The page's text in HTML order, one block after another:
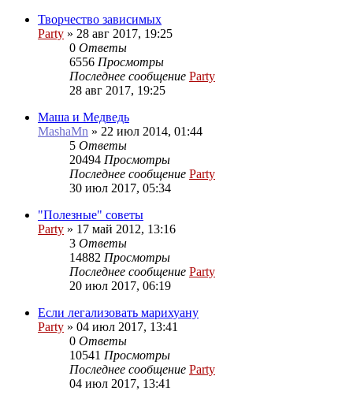
Творчество зависимых
Party » 28 авг 2017, 19:25
0 Ответы
6556 Просмотры
Последнее сообщение Party
28 авг 2017, 19:25
Маша и Медведь
MashaMn » 22 июл 2014, 01:44
5 Ответы
20494 Просмотры
Последнее сообщение Party
30 июл 2017, 05:34
"Полезные" советы
Party » 17 май 2012, 13:16
3 Ответы
14882 Просмотры
Последнее сообщение Party
20 июл 2017, 06:19
Если легализовать марихуану
Party » 04 июл 2017, 13:41
0 Ответы
10541 Просмотры
Последнее сообщение Party
04 июл 2017, 13:41